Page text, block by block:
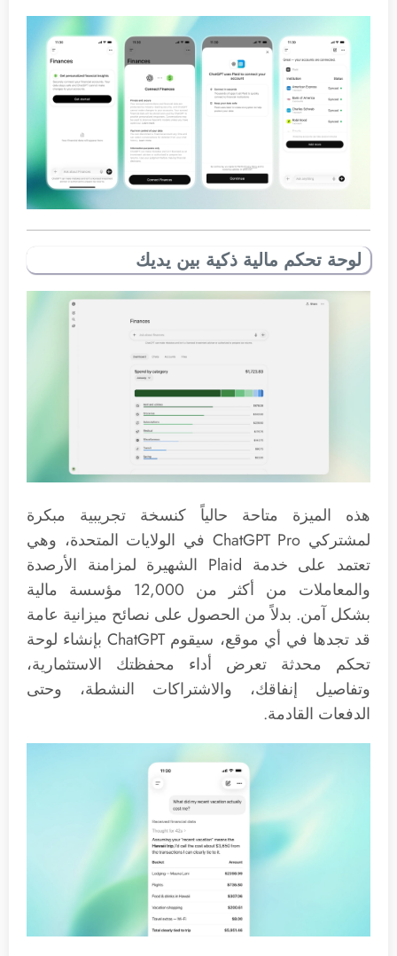
لوحة تحكم مالية ذكية بين يديك
هذه الميزة متاحة حالياً كنسخة تجريبية مبكرة
لمشتركي ChatGPT Pro في الولايات المتحدة، وهي
تعتمد على خدمة Plaid الشهيرة لمزامنة الأرصدة
والمعاملات من أكثر من 12,000 مؤسسة مالية
بشكل آمن. بدلاً من الحصول على نصائح ميزانية عامة
قد تجدها في أي موقع، سيقوم ChatGPT بإنشاء لوحة
تحكم محدثة تعرض أداء محفظتك الاستثمارية،
وتفاصيل إنفاقك، والاشتراكات النشطة، وحتى
الدفعات القادمة.